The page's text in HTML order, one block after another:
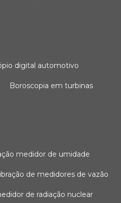
digital automotivo
boroscopia em turbinas
medidor de umidade
de medidores de vazão
de radiação nuclear